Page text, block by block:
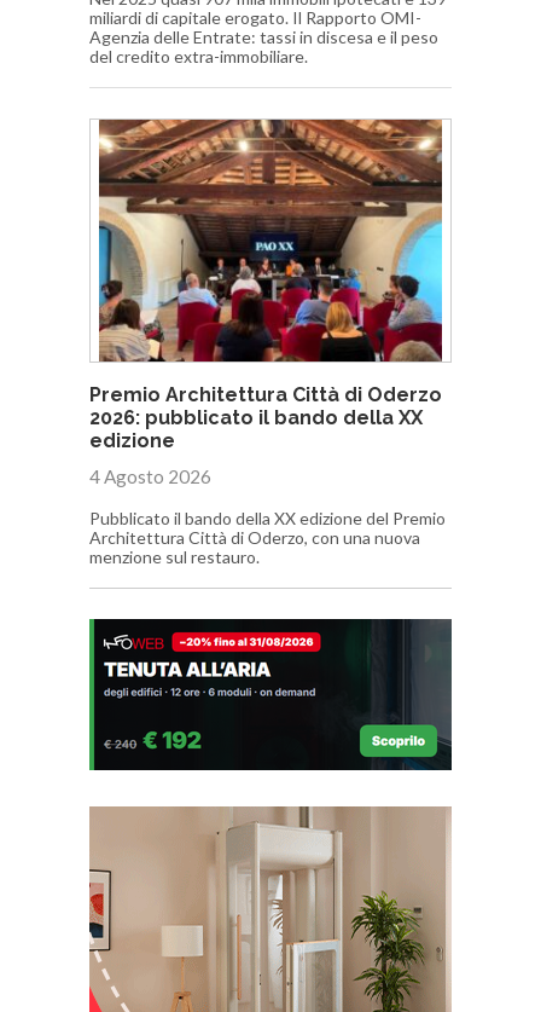
miliardi di capitale erogato. Il Rapporto OMI-
Agenzia delle Entrate: tassi in discesa e il peso
del credito extra-immobiliare.
Premio Architettura Città di Oderzo
2026: pubblicato il bando della XX
edizione
4 Agosto 2026
Pubblicato il bando della XX edizione del Premio
Architettura Città di Oderzo, con una nuova
menzione sul restauro.